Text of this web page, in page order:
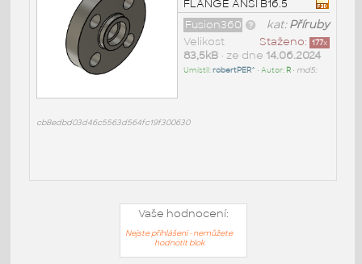
FLANGE ANSI B16.5
kat:Příruby
Fusion360
Staženo: 177x
Velikost
83,5kB• ze dne 14.06.2024
Umístil:robertPER^ • Autor: R• md5:
cb8edbd03d46c5563d564fc19f300630
Vaše hodnocení:
Nejste přihlášeni - nemůžete
hodnotit blok